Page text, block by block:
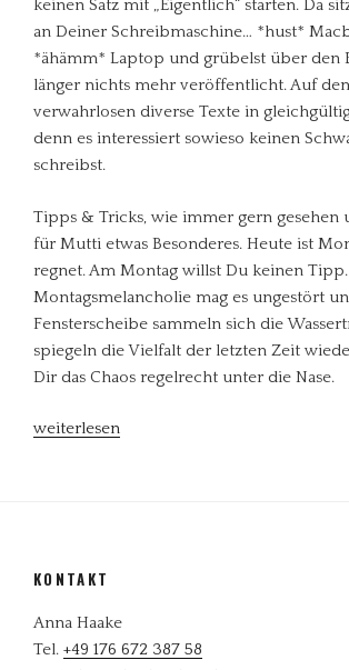
keinen Satz mit „Eigentlich“ starten. Da
an Deiner Schreibmaschine… *hust*
*ähämm* Laptop und grübelst über den
länger nichts mehr veröffentlicht. Auf
verwahrlosen diverse Texte in
denn es interessiert sowieso keinen
schreibst.
Tipps & Tricks, wie immer gern gesehen
für Mutti etwas Besonderes. Heute ist
regnet. Am Montag willst Du keinen Tipp.
Montagsmelancholie mag es ungestört
Fensterscheibe sammeln sich die
spiegeln die Vielfalt der letzten Zeit
Dir das Chaos regelrecht unter die Nase.
„Wenn
weiterlesen
KONTAKT
Anna Haake
Tel. +49 176 672 387 58